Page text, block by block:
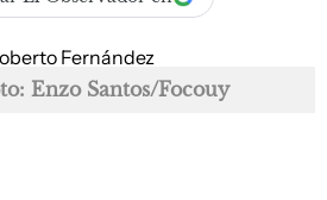
Enzo Santos/Focouy